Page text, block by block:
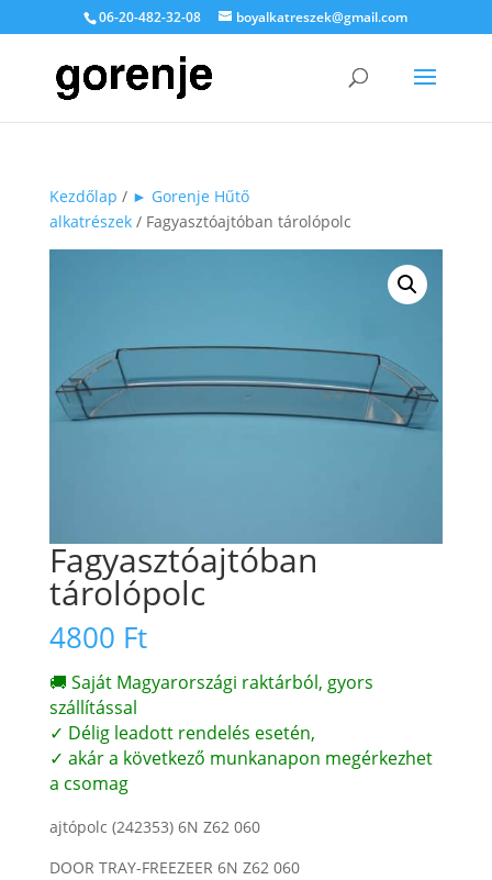
06-20-482-32-08 boyalkatreszek@gmail.com
Kezdőlap / ► Gorenje Hűtő
alkatrészek/ Fagyasztóajtóban tárolópolc
Fagyasztóajtóban
tárolópolc
4800 Ft
🚚 Saját Magyarországi raktárból, gyors
szállítással
✓ Délig leadott rendelés esetén,
✓ akár a következő munkanapon megérkezhet
a csomag
ajtópolc (242353) 6N Z62 060
DOOR TRAY-FREEZEER 6N Z62 060